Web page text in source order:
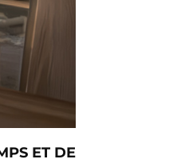
ET DE